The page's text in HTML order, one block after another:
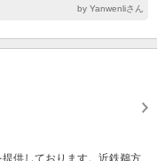
by Yanwenliさん